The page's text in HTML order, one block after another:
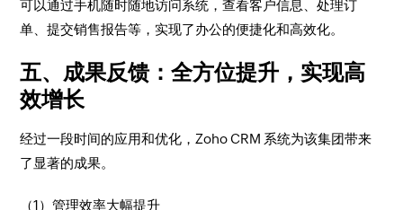
可以通过手机随时随地访问系统，查看客户信息、处理订
单、提交销售报告等，实现了办公的便捷化和高效化。​
五、成果反馈：全方位提升，实现高
效增长​
经过一段时间的应用和优化，Zoho CRM 系统为该集团带来
了显著的成果。​
（1）管理效率大幅提升​